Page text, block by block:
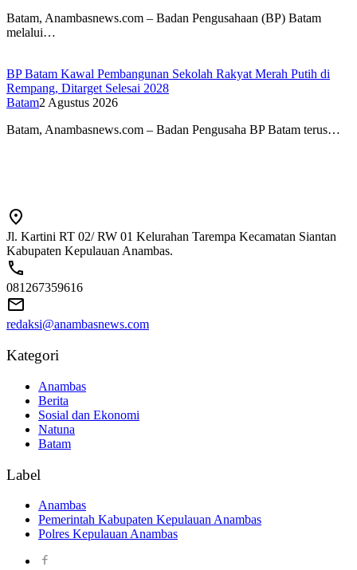
Batam, Anambasnews.com – Badan Pengusahaan (BP) Batam
melalui…
BP Batam Kawal Pembangunan Sekolah Rakyat Merah Putih di
Rempang, Ditarget Selesai 2028
Batam2 Agustus 2026
Batam, Anambasnews.com – Badan Pengusaha BP Batam terus…
Jl. Kartini RT 02/ RW 01 Kelurahan Tarempa Kecamatan Siantan
Kabupaten Kepulauan Anambas.
081267359616
redaksi@anambasnews.com
Kategori
Anambas
Berita
Sosial dan Ekonomi
Natuna
Batam
Label
Anambas
Pemerintah Kabupaten Kepulauan Anambas
Polres Kepulauan Anambas